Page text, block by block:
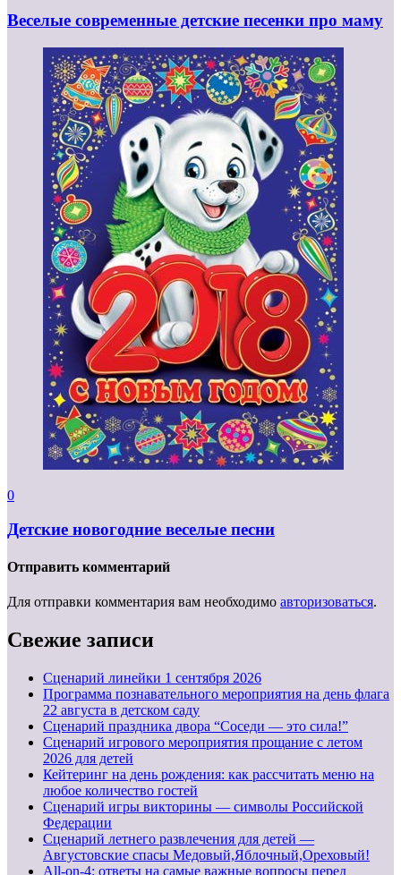
Веселые современные детские песенки про маму
0
Детские новогодние веселые песни
Отправить комментарий
Для отправки комментария вам необходимо авторизоваться.
Свежие записи
Cценарий линейки 1 сентября 2026
Программа познавательного мероприятия на день флага
22 августа в детском саду
Сценарий праздника двора “Соседи — это сила!”
Сценарий игрового мероприятия прощание с летом
2026 для детей
Кейтеринг на день рождения: как рассчитать меню на
любое количество гостей
Сценарий игры викторины — символы Российской
Федерации
Сценарий летнего развлечения для детей —
Августовские спасы Медовый,Яблочный,Ореховый!
All-on-4: ответы на самые важные вопросы перед